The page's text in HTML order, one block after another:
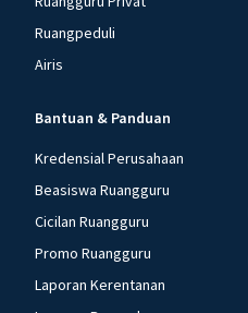
Ruangpeduli
Airis
Bantuan & Panduan
Kredensial Perusahaan
Beasiswa Ruangguru
Cicilan Ruangguru
Promo Ruangguru
Laporan Kerentanan